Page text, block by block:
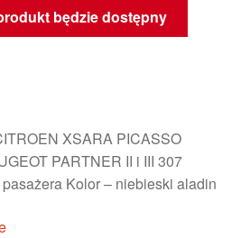
będzie dostępny
XSARA PICASSO
PARTNER II i III 307
Kolor – niebieski aladin